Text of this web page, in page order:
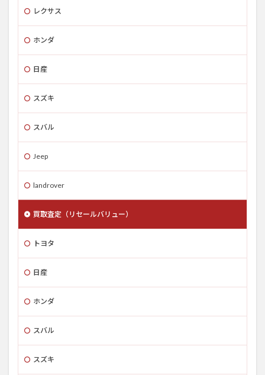
レクサス
ホンダ
日産
スズキ
スバル
Jeep
landrover
買取査定（リセールバリュー）
トヨタ
日産
ホンダ
スバル
スズキ